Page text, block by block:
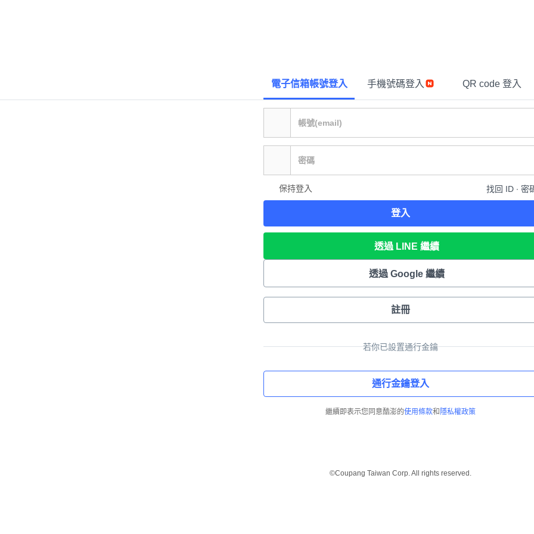
電子信箱帳號登入 手機號碼登入 QR code 登入
保持登入 找回 ID ∙ 密
登入
透過 LINE 繼續
透過 Google 繼續
註冊
若你已設置通行金鑰
通行金鑰登入
繼續即表示您同意酷澎的使用條款和 隱私權政策
©Coupang Taiwan Corp. All rights reserved.